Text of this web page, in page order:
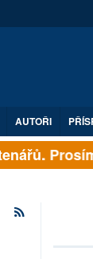
AUTOŘI